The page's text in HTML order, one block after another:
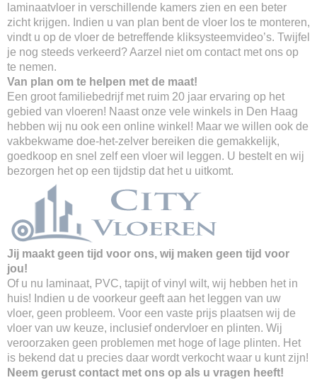
laminaatvloer in verschillende kamers zien en een beter
zicht krijgen. Indien u van plan bent de vloer los te monteren,
vindt u op de vloer de betreffende kliksysteemvideo’s. Twijfel
je nog steeds verkeerd? Aarzel niet om contact met ons op
te nemen.
Van plan om te helpen met de maat!
Een groot familiebedrijf met ruim 20 jaar ervaring op het
gebied van vloeren! Naast onze vele winkels in Den Haag
hebben wij nu ook een online winkel! Maar we willen ook de
vakbekwame doe-het-zelver bereiken die gemakkelijk,
goedkoop en snel zelf een vloer wil leggen. U bestelt en wij
bezorgen het op een tijdstip dat het u uitkomt.
Jij maakt geen tijd voor ons, wij maken geen tijd voor
jou!
Of u nu laminaat, PVC, tapijt of vinyl wilt, wij hebben het in
huis! Indien u de voorkeur geeft aan het leggen van uw
vloer, geen probleem. Voor een vaste prijs plaatsen wij de
vloer van uw keuze, inclusief ondervloer en plinten. Wij
veroorzaken geen problemen met hoge of lage plinten. Het
is bekend dat u precies daar wordt verkocht waar u kunt zijn!
Neem gerust contact met ons op als u vragen heeft!